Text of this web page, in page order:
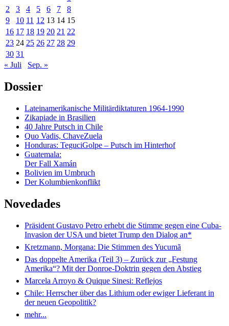
2
3 4 5 6 7
8
9
10 11 12 13 14 15
16 17 18 19 20 21 22
23 24 25 26 27 28 29
30 31
« Juli
Sep. »
Dossier
Lateinamerikanische Militärdiktaturen 1964-1990
Zikapiade in Brasilien
40 Jahre Putsch in Chile
Quo Vadis, ChaveZuela
Honduras: TeguciGolpe – Putsch im Hinterhof
Guatemala:
Der Fall Xamán
Bolivien im Umbruch
Der Kolumbienkonflikt
Novedades
Präsident Gustavo Petro erhebt die Stimme gegen eine Cuba-
Invasion der USA und bietet Trump den Dialog an*
Kretzmann, Morgana: Die Stimmen des Yucumã
Das doppelte Amerika (Teil 3) – Zurück zur „Festung
Amerika“? Mit der Donroe-Doktrin gegen den Abstieg
Marcela Arroyo & Quique Sinesi: Reflejos
Chile: Herrscher über das Lithium oder ewiger Lieferant in
der neuen Geopolitik?
mehr...